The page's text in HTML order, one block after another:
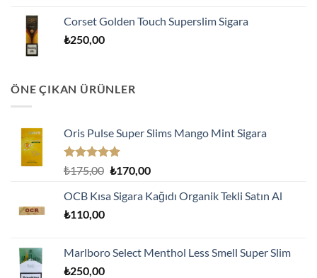
Corset Golden Touch Superslim Sigara
₺250,00
ÖNE ÇIKAN ÜRÜNLER
Oris Pulse Super Slims Mango Mint Sigara
5 üzerinden
oy
aldı
₺175,00 Orijinal
₺175,00.
₺170,00Şu
fiyat:
OCB Kısa Sigara Kağıdı Organik Tekli Satın Al
₺110,00
Marlboro Select Menthol Less Smell Super Slim
₺250,00